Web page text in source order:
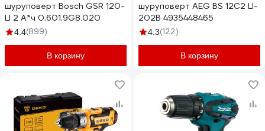
шуруповерт Bosch GSR 120-
LI 2 А*ч 0.601.9G8.020
4.4(899)
В корзину
шуруповерт AEG BS 12C2 LI-
202B 4935448465
4.3(122)
В корзину